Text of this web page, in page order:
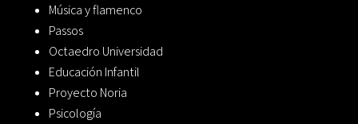
Música y flamenco
Passos
Octaedro Universidad
Educación Infantil
Proyecto Noria
Psicología